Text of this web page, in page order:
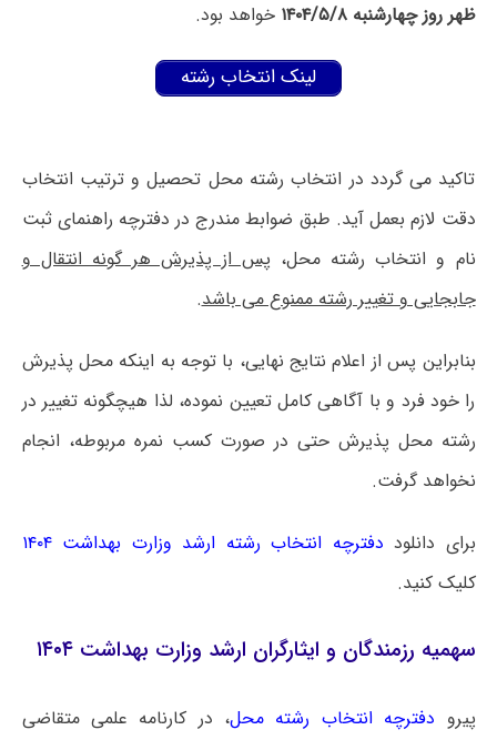
ظهر روز چهارشنبه ۱۴۰۴/۵/۸
خواهد بود.
لینک انتخاب رشته
تاکید می گردد در انتخاب رشته محل تحصیل و ترتیب انتخاب
دقت لازم بعمل آید. طبق ضوابط مندرج در دفترچه راهنمای ثبت
نام و انتخاب رشته محل، پس از پذیرش هر گونه انتقال و
جابجایی و تغییر رشته ممنوع می باشد.
بنابراین پس از اعلام نتایج نهایی، با توجه به اینکه محل پذیرش
را خود فرد و با آگاهی کامل تعیین نموده، لذا هیچگونه تغییر در
رشته محل پذیرش حتی در صورت کسب نمره مربوطه، انجام
نخواهد گرفت.
برای دانلود دفترچه انتخاب رشته ارشد وزارت بهداشت ۱۴۰۴
کلیک کنید.
سهمیه رزمندگان و ایثارگران ارشد وزارت بهداشت ۱۴۰۴
پیرو دفترچه انتخاب رشته محل، در کارنامه علمی متقاضی